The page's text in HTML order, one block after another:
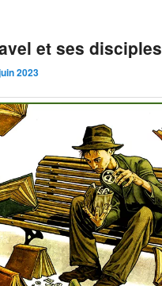
et ses disciples
2023